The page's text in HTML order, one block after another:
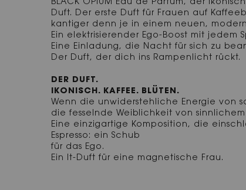
BLACK OPIUM Eau de Parfum, der
Duft. Der erste Duft für Frauen auf
kantiger denn je in einem neuen,
Ein elektrisierender Ego-Boost mit jedem
Eine Einladung, die Nacht für sich zu
Der Duft, der dich ins Rampenlicht rückt.
DER DUFT.
IKONISCH. KAFFEE. BLÜTEN.
Wenn die unwiderstehliche Energie von
die fesselnde Weiblichkeit von sinnlichem
Eine einzigartige Komposition, die
Espresso: ein Schub
für das Ego.
Ein It-Duft für eine magnetische Frau.